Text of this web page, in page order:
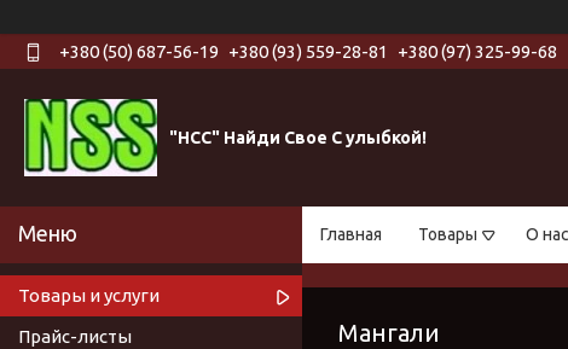
+380 (50) 687-56-19 +380 (93) 559-28-81 +380 (97) 325-99-68
"НСС" Найди Свое С улыбкой!
Главная Товары О нас
Мангали
Товары и услуги
Прайс-листы